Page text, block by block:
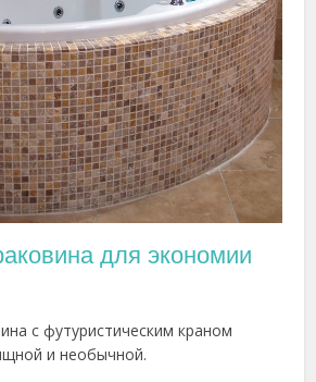
для экономии
с футуристическим краном
и необычной.